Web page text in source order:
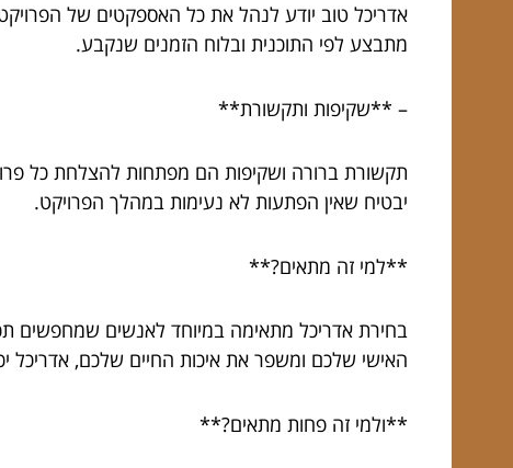
אדריכל טוב יודע לנהל את כל האספקטים של
מתבצע לפי התוכנית ובלוח הזמנים שנקבע.
– **שקיפות ותקשורת**
תקשורת ברורה ושקיפות הם מפתחות להצלחת כל
יבטיח שאין הפתעות לא נעימות במהלך הפרויקט.
**למי זה מתאים?**
בחירת אדריכל מתאימה במיוחד לאנשים שמחפשים
האישי שלכם ומשפר את איכות החיים שלכם, אדריכל
**ולמי זה פחות מתאים?**